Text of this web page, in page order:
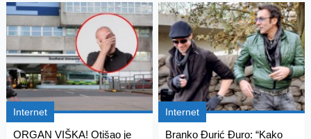
Internet
ORGAN VIŠKA! Otišao je
Internet
Branko Đurić Đuro: “Kako